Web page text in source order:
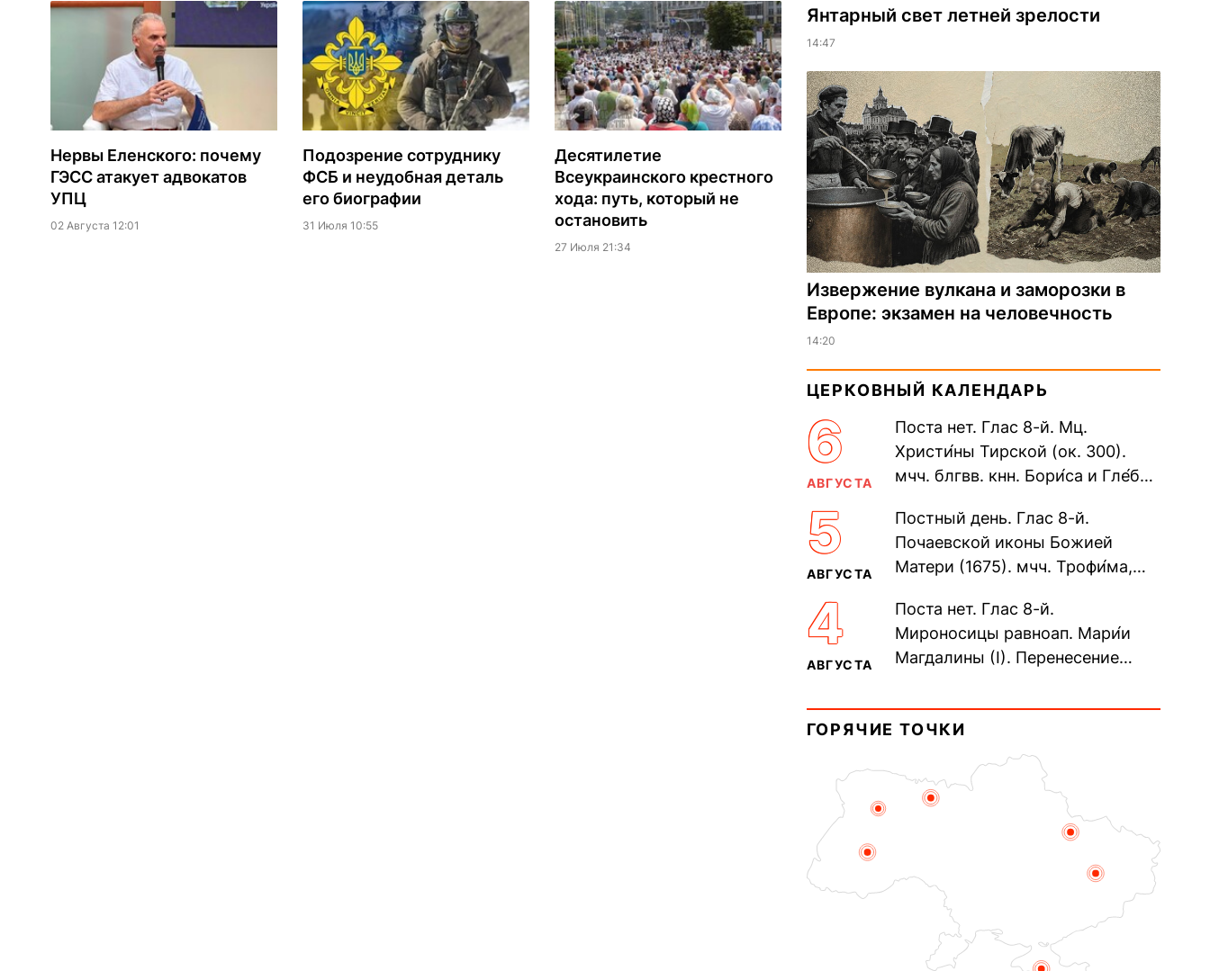
Нервы Еленского: почему
ГЭСС атакует адвокатов
УПЦ
02 Августа 12:01
Подозрение сотруднику
ФСБ и неудобная деталь
его биографии
31 Июля 10:55
Десятилетие
Всеукраинского крестного
хода: путь, который не
остановить
27 Июля 21:34
Янтарный свет летней зрелости
14:47
Извержение вулкана и заморозки в
Европе: экзамен на человечность
14:20
ЦЕРКОВНЫЙ КАЛЕНДАРЬ
6
АВГУСТА
Поста нет. Глас 8-й. Мц.
Христи́ны Тирской (ок. 300).
мчч. блгвв. кнн. Бори́са и Гле́ба,
Дави́да (1015). Прп....
5
АВГУСТА
Постный день. Глас 8-й.
Почаевской иконы Божией
Матери (1675). мчч. Трофи́ма,
мучеников (284–305). прав.
воина Фео́дора...
4
АВГУСТА
Поста нет. Глас 8-й.
Мироносицы равноап. Мари́и
Магдалины (I). Перенесение
Синопского (403–404). Прп.
Корни́лия...
ГОРЯЧИЕ ТОЧКИ